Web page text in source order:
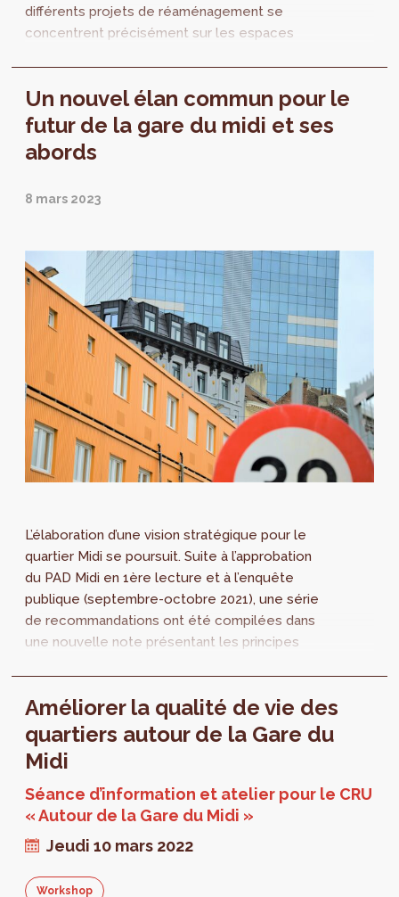
différents projets de réaménagement se
concentrent précisément sur les espaces
définitivement par le Gouvernement
bruxellois et est disponible sur notre site
web. Retrouvez-y également l'actualisation
de la vision stratégique pour le quartier Midi.
Un nouvel élan commun pour le
futur de la gare du midi et ses
abords
8 mars 2023
L’élaboration d’une vision stratégique pour le
quartier Midi se poursuit. Suite à l’approbation
du PAD Midi en 1ère lecture et à l’enquête
publique (septembre-octobre 2021), une série
de recommandations ont été compilées dans
une nouvelle note présentant les principes
Améliorer la qualité de vie des
quartiers autour de la Gare du
Midi
Séance d’information et atelier pour le CRU
« Autour de la Gare du Midi »
Jeudi 10 mars 2022
Workshop